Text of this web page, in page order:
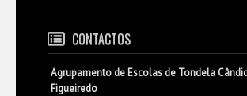
CONTACTOS
Agrupamento de Escolas de Tondela
Figueiredo